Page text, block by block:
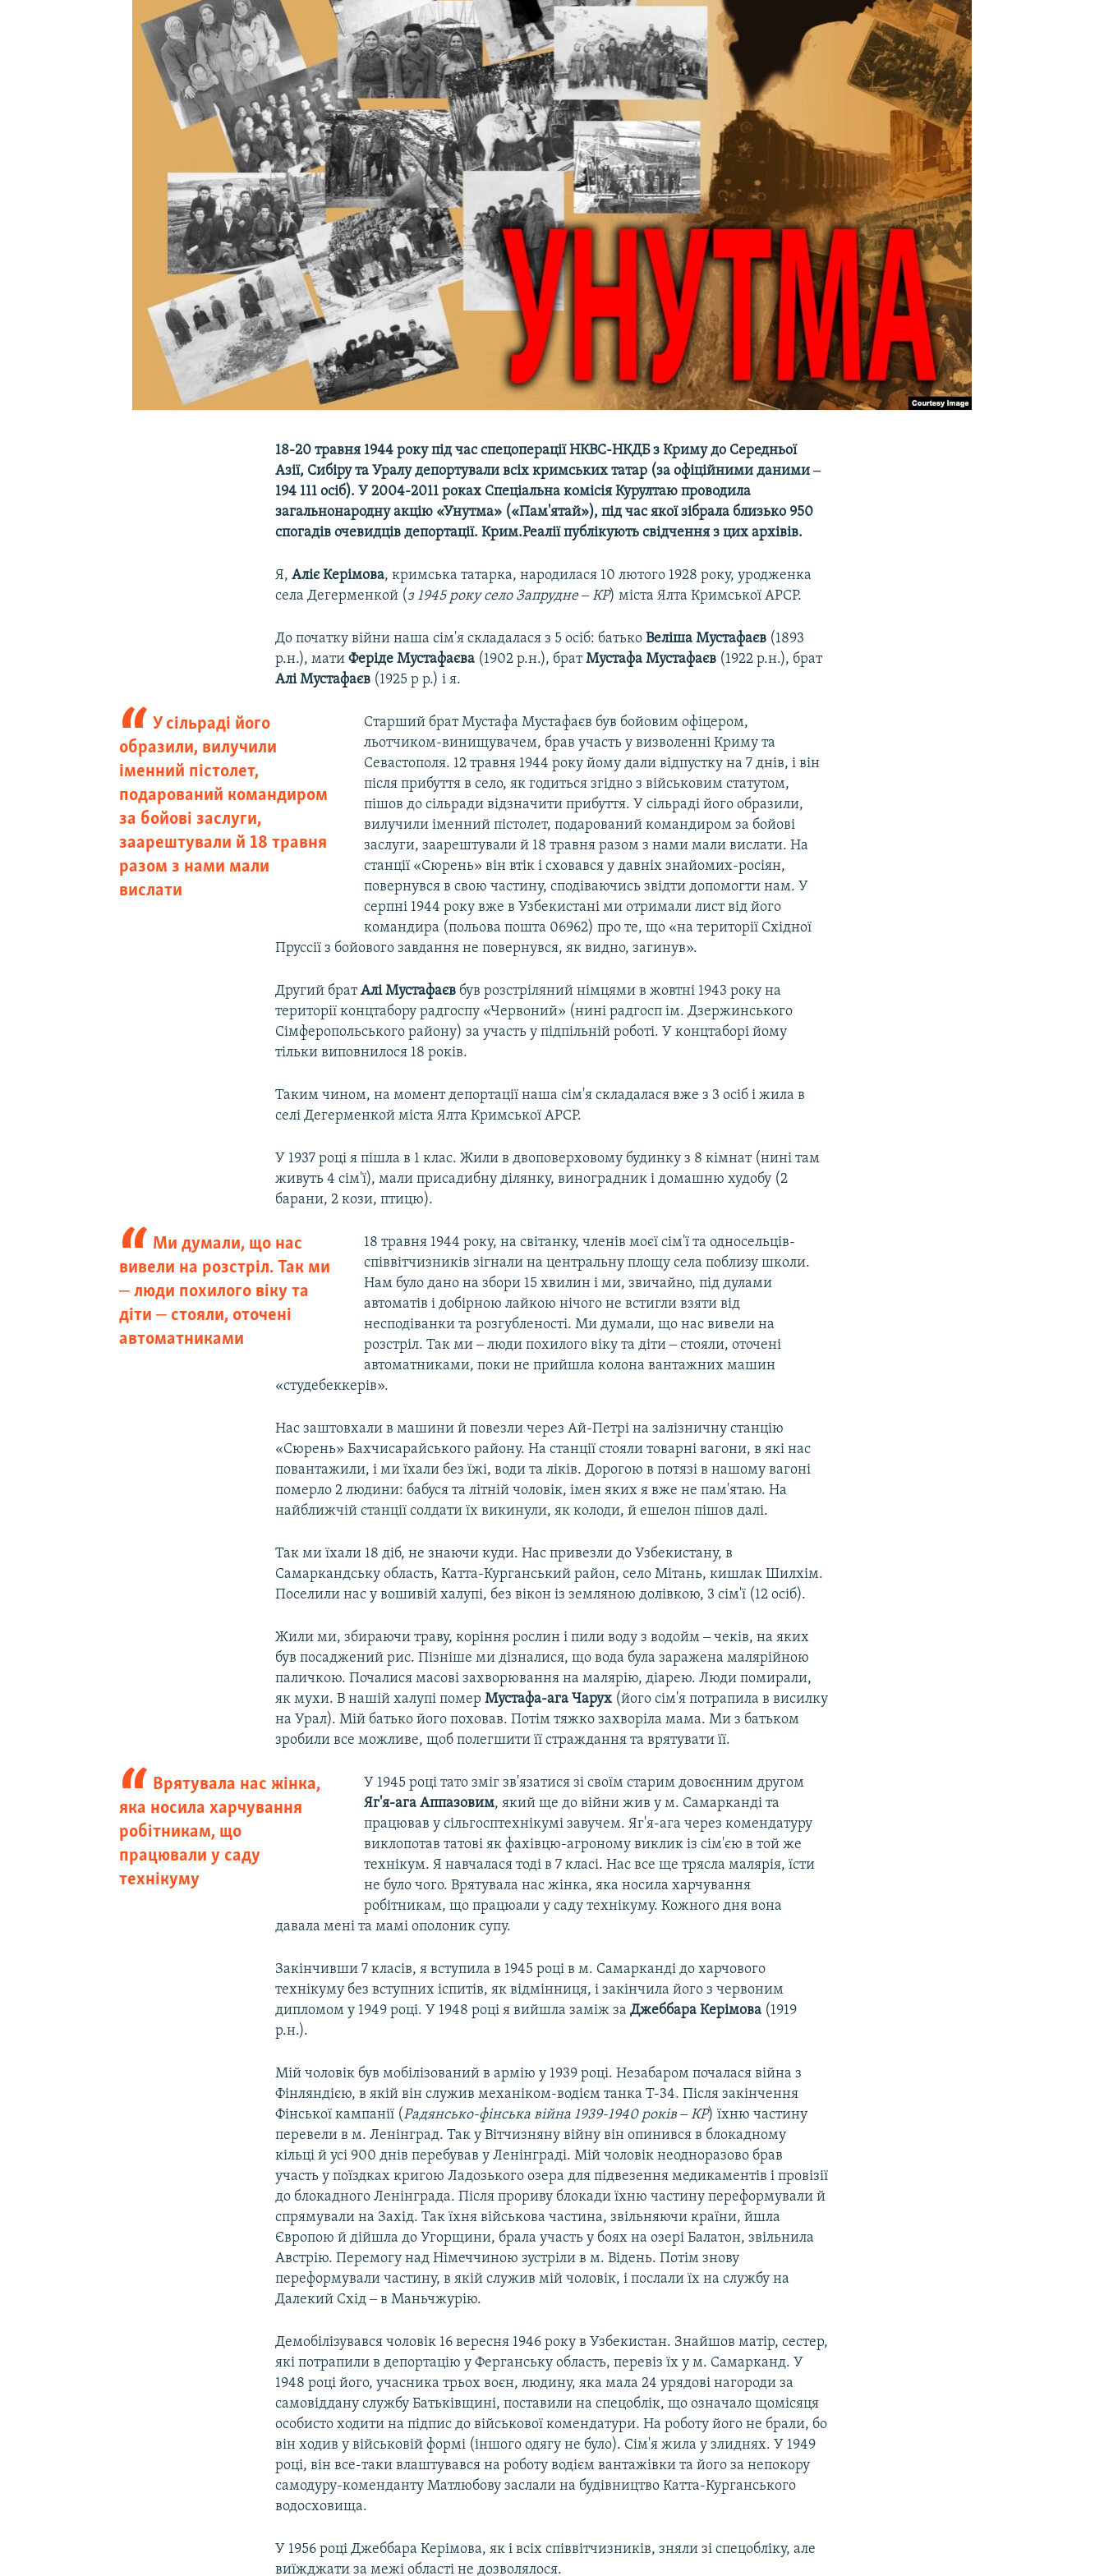
УКРАЇНСЬКА ПРОБЛЕМА КРИМУ
18-20 травня 1944 року під час спецоперації НКВС-НКДБ з Криму до Середньої
Азії, Сибіру та Уралу депортували всіх кримських татар (за офіційними даними ‒
194 111 осіб). У 2004-2011 роках Спеціальна комісія Курултаю проводила
загальнонародну акцію «Унутма» («Пам'ятай»), під час якої зібрала близько 950
спогадів очевидців депортації. Крим.Реалії публікують свідчення з цих архівів.
Я, Аліє Керімова, кримська татарка, народилася 10 лютого 1928 року, уродженка
села Дегерменкой (з 1945 року село Запрудне ‒ КР) міста Ялта Кримської АРСР.
До початку війни наша сім'я складалася з 5 осіб: батькоВеліша Мустафаєв (1893
р.н.), матиФеріде Мустафаєва (1902 р.н.), братМустафа Мустафаєв (1922 р.н.), брат
Алі Мустафаєв (1925 р р.) і я.
У сільраді його
образили, вилучили
іменний пістолет,
подарований командиром
за бойові заслуги,
заарештували й 18 травня
разом з нами мали
вислати
Старший брат Мустафа Мустафаєв був бойовим офіцером,
льотчиком-винищувачем, брав участь у визволенні Криму та
Севастополя. 12 травня 1944 року йому дали відпустку на 7 днів, і він
після прибуття в село, як годиться згідно з військовим статутом,
пішов до сільради відзначити прибуття. У сільраді його образили,
вилучили іменний пістолет, подарований командиром за бойові
заслуги, заарештували й 18 травня разом з нами мали вислати. На
станції «Сюрень» він втік і сховався у давніх знайомих-росіян,
повернувся в свою частину, сподіваючись звідти допомогти нам. У
серпні 1944 року вже в Узбекистані ми отримали лист від його
командира (польова пошта 06962) про те, що «на території Східної
Пруссії з бойового завдання не повернувся, як видно, загинув».
Другий братАлі Мустафаєв був розстріляний німцями в жовтні 1943 року на
території концтабору радгоспу «Червоний» (нині радгосп ім. Дзержинського
Сімферопольського району) за участь у підпільній роботі. У концтаборі йому
тільки виповнилося 18 років.
Таким чином, на момент депортації наша сім'я складалася вже з 3 осіб і жила в
селі Дегерменкой міста Ялта Кримської АРСР.
У 1937 році я пішла в 1 клас. Жили в двоповерховому будинку з 8 кімнат (нині там
живуть 4 сім'ї), мали присадибну ділянку, виноградник і домашню худобу (2
барани, 2 кози, птицю).
Ми думали, що нас
вивели на розстріл. Так ми
‒ люди похилого віку та
діти ‒ стояли, оточені
автоматниками
18 травня 1944 року, на світанку, членів моєї сім'ї та односельців-
співвітчизників зігнали на центральну площу села поблизу школи.
Нам було дано на збори 15 хвилин і ми, звичайно, під дулами
автоматів і добірною лайкою нічого не встигли взяти від
несподіванки та розгубленості. Ми думали, що нас вивели на
розстріл. Так ми ‒ люди похилого віку та діти ‒ стояли, оточені
автоматниками, поки не прийшла колона вантажних машин
«студебеккерів».
Нас заштовхали в машини й повезли через Ай-Петрі на залізничну станцію
«Сюрень» Бахчисарайського району. На станції стояли товарні вагони, в які нас
повантажили, і ми їхали без їжі, води та ліків. Дорогою в потязі в нашому вагоні
померло 2 людини: бабуся та літній чоловік, імен яких я вже не пам'ятаю. На
найближчій станції солдати їх викинули, як колоди, й ешелон пішов далі.
Так ми їхали 18 діб, не знаючи куди. Нас привезли до Узбекистану, в
Самаркандську область, Катта-Курганський район, село Мітань, кишлак Шилхім.
Поселили нас у вошивій халупі, без вікон із земляною долівкою, 3 сім'ї (12 осіб).
Жили ми, збираючи траву, коріння рослин і пили воду з водойм ‒ чеків, на яких
був посаджений рис. Пізніше ми дізналися, що вода була заражена малярійною
паличкою. Почалися масові захворювання на малярію, діарею. Люди помирали,
як мухи. В нашій халупі померМустафа-ага Чарух (його сім'я потрапила в висилку
на Урал). Мій батько його поховав. Потім тяжко захворіла мама. Ми з батьком
зробили все можливе, щоб полегшити її страждання та врятувати її.
Врятувала нас жінка,
яка носила харчування
робітникам, що
працювали у саду
технікуму
У 1945 році тато зміг зв'язатися зі своїм старим довоєнним другом
Яг'я-ага Аппазовим, який ще до війни жив у м. Самарканді та
працював у сільгосптехнікумі завучем. Яг'я-ага через комендатуру
виклопотав татові як фахівцю-агроному виклик із сім'єю в той же
технікум. Я навчалася тоді в 7 класі. Нас все ще трясла малярія, їсти
не було чого. Врятувала нас жінка, яка носила харчування
робітникам, що працюали у саду технікуму. Кожного дня вона
давала мені та мамі ополоник супу.
Закінчивши 7 класів, я вступила в 1945 році в м. Самарканді до харчового
технікуму без вступних іспитів, як відмінниця, і закінчила його з червоним
дипломом у 1949 році. У 1948 році я вийшла заміж заДжеббара Керімова (1919
р.н.).
Мій чоловік був мобілізований в армію у 1939 році. Незабаром почалася війна з
Фінляндією, в якій він служив механіком-водієм танка Т-34. Після закінчення
Фінської кампанії (Радянсько-фінська війна 1939-1940 років ‒ КР) їхню частину
перевели в м. Ленінград. Так у Вітчизняну війну він опинився в блокадному
кільці й усі 900 днів перебував у Ленінграді. Мій чоловік неодноразово брав
участь у поїздках кригою Ладозького озера для підвезення медикаментів і провізії
до блокадного Ленінграда. Після прориву блокади їхню частину переформували й
спрямували на Захід. Так їхня військова частина, звільняючи країни, йшла
Європою й дійшла до Угорщини, брала участь у боях на озері Балатон, звільнила
Австрію. Перемогу над Німеччиною зустріли в м. Відень. Потім знову
переформували частину, в якій служив мій чоловік, і послали їх на службу на
Далекий Схід ‒ в Маньчжурію.
Демобілізувався чоловік 16 вересня 1946 року в Узбекистан. Знайшов матір, сестер,
які потрапили в депортацію у Ферганську область, перевіз їх у м. Самарканд. У
1948 році його, учасника трьох воєн, людину, яка мала 24 урядові нагороди за
самовіддану службу Батьківщині, поставили на спецоблік, що означало щомісяця
особисто ходити на підпис до військової комендатури. На роботу його не брали, бо
він ходив у військовій формі (іншого одягу не було). Сім'я жила у злиднях. У 1949
році, він все-таки влаштувався на роботу водієм вантажівки та його за непокору
самодуру-коменданту Матлюбову заслали на будівництво Катта-Курганського
водосховища.
У 1956 році Джеббара Керімова, як і всіх співвітчизників, зняли зі спецобліку, але
виїжджати за межі області не дозволялося.